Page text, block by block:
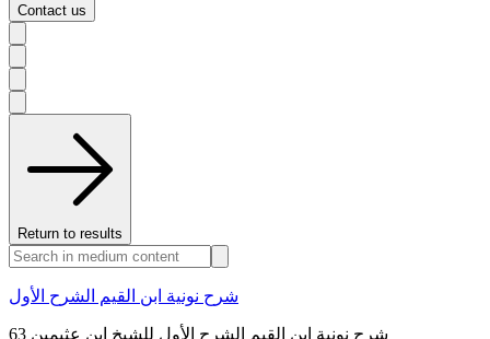
Contact us
Return to results
شرح نونية ابن القيم الشرح الأول
شرح نونية ابن القيم الشرح الأول للشيخ ابن عثيمين 63